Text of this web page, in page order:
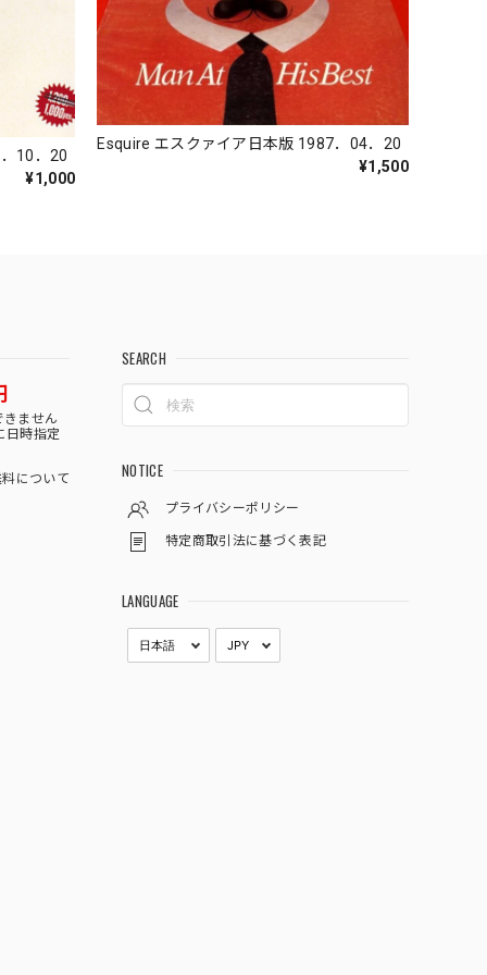
10．20
¥1,000
Esquire エスクァイア日本版 1987．04．20
¥1,500
きません
日時指定
について
SEARCH
NOTICE
プライバシーポリシー
特定商取引法に基づく表記
LANGUAGE